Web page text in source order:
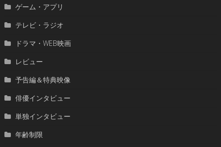
ゲーム・アプリ
テレビ・ラジオ
ドラマ・WEB映画
レビュー
予告編＆特典映像
俳優インタビュー
単独インタビュー
年齢制限